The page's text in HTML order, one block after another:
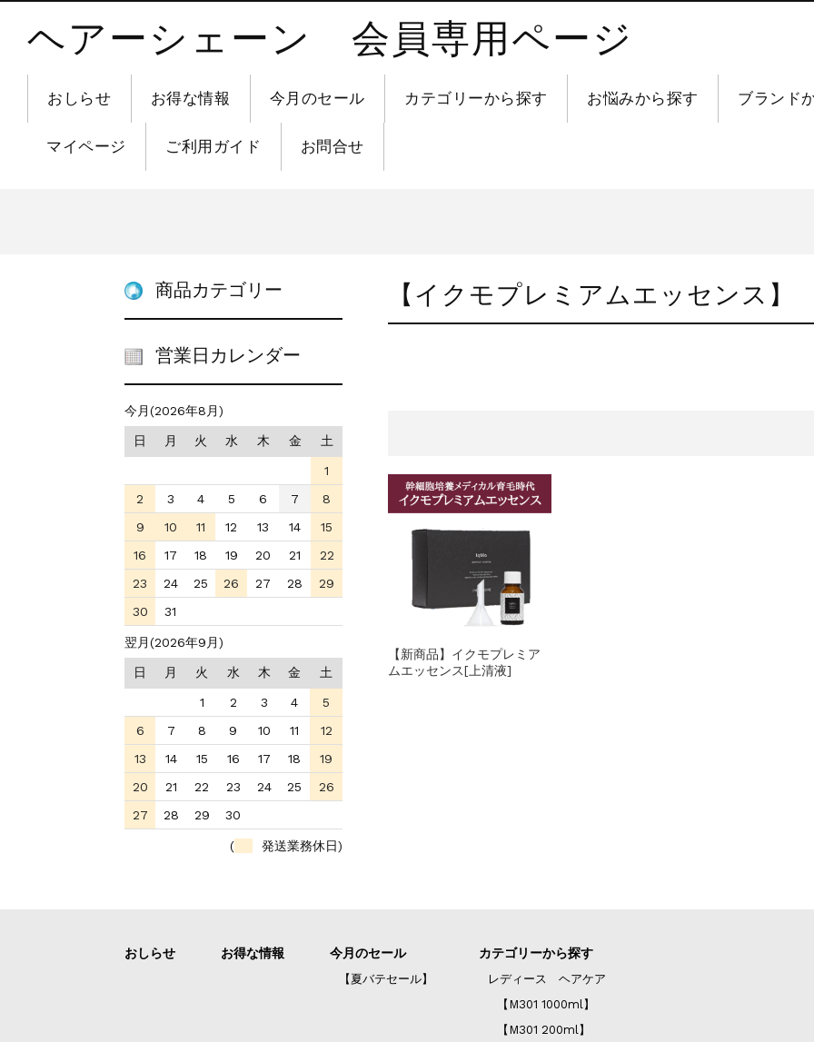
ヘアーシェーン 会員専用ページ
おしらせ お得な情報 今月のセール カテゴリーから探す お悩みから探す ブランド
マイページ ご利用ガイド お問合せ
【イクモプレミアムエッセンス】
【新商品】イクモプレミア
ムエッセンス[上清液]
商品カテゴリー
営業日カレンダー
今月(2026年8月)
日 月 火 水 木 金 土
1
2
3 4 5 6 7
8
9
10 11 12 13 14
15
16
17 18 19 20 21
22
23
24 25 26 27 28
29
30
31
翌月(2026年9月)
日 月 火 水 木 金 土
1 2 3 4
5
6
7 8 9 10 11
12
13
14 15 16 17 18
19
20
21 22 23 24 25
26
27
28 29 30
( 発送業務休日)
おしらせ お得な情報 今月のセール
【夏バテセール】
カテゴリーから探す
レディース ヘアケア
【M301 1000ml】
【M301 200ml】